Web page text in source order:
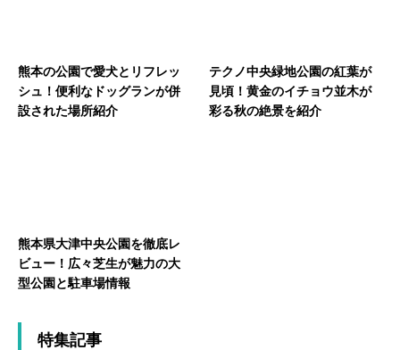
熊本の公園で愛犬とリフレッ
シュ！便利なドッグランが併
設された場所紹介
テクノ中央緑地公園の紅葉が
見頃！黄金のイチョウ並木が
彩る秋の絶景を紹介
熊本県大津中央公園を徹底レ
ビュー！広々芝生が魅力の大
型公園と駐車場情報
特集記事